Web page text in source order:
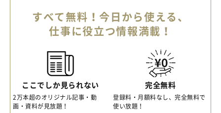
すべて無料！今日から使える、
仕事に役立つ情報満載！
ここでしか見られない
2万本超のオリジナル記事・動
画・資料が見放題！
完全無料
登録料・月額料なし、完全無料で
使い放題！